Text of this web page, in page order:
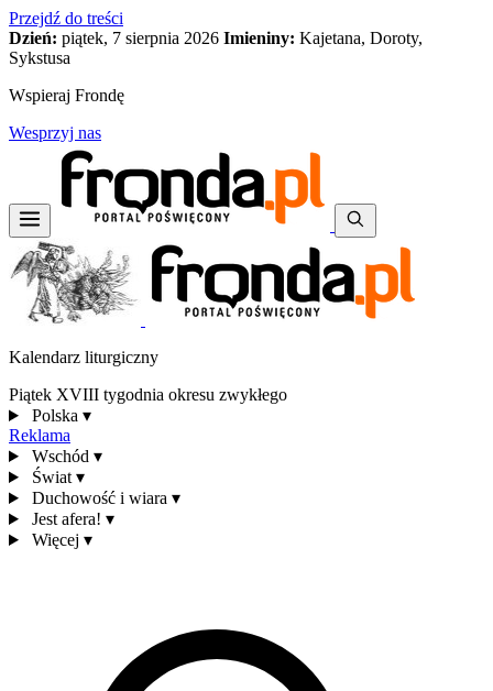
Przejdź do treści
Dzień: piątek, 7 sierpnia 2026 Imieniny: Kajetana, Doroty,
Sykstusa
Wspieraj Frondę
Wesprzyj nas
Kalendarz liturgiczny
Piątek XVIII tygodnia okresu zwykłego
Polska ▾
Reklama
Wschód ▾
Świat ▾
Duchowość i wiara ▾
Jest afera! ▾
Więcej ▾